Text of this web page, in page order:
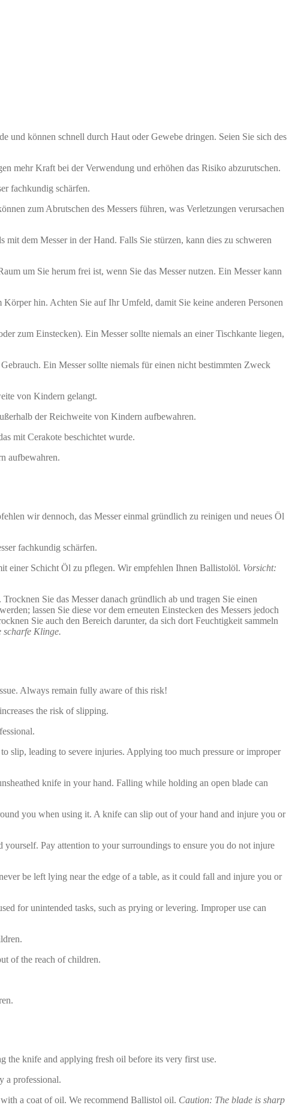
und können schnell durch Haut oder Gewebe dringen. Seien Sie sich des
mehr Kraft bei der Verwendung und erhöhen das Risiko abzurutschen.
fachkundig schärfen.
zum Abrutschen des Messers führen, was Verletzungen verursachen
dem Messer in der Hand. Falls Sie stürzen, kann dies zu schweren
um Sie herum frei ist, wenn Sie das Messer nutzen. Ein Messer kann
Körper hin. Achten Sie auf Ihr Umfeld, damit Sie keine anderen Personen
zum Einstecken). Ein Messer sollte niemals an einer Tischkante liegen,
Ein Messer sollte niemals für einen nicht bestimmten Zweck
von Kindern gelangt.
der Reichweite von Kindern aufbewahren.
mit Cerakote beschichtet wurde.
aufbewahren.
wir dennoch, das Messer einmal gründlich zu reinigen und neues Öl
fachkundig schärfen.
einer Schicht Öl zu pflegen. Wir empfehlen Ihnen Ballistolöl. Vorsicht:
Sie das Messer danach gründlich ab und tragen Sie einen
lassen Sie diese vor dem erneuten Einstecken des Messers jedoch
Sie auch den Bereich darunter, da sich dort Feuchtigkeit sammeln
scharfe Klinge.
Always remain fully aware of this risk!
the risk of slipping.
slip, leading to severe injuries. Applying too much pressure or improper
knife in your hand. Falling while holding an open blade can
you when using it. A knife can slip out of your hand and injure you or
yourself. Pay attention to your surroundings to ensure you do not injure
be left lying near the edge of a table, as it could fall and injure you or
for unintended tasks, such as prying or levering. Improper use can
of the reach of children.
the knife and applying fresh oil before its very first use.
a professional.
a coat of oil. We recommend Ballistol oil. Caution: The blade is sharp